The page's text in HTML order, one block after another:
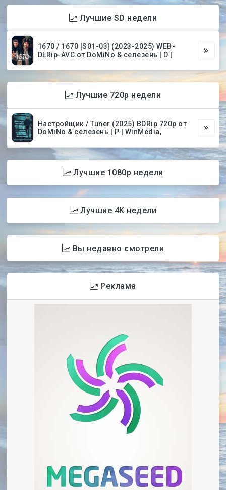
Лучшие SD недели
1670 / 1670 [S01-03] (2023-2025) WEB-
DLRip-AVC от DoMiNo & селезень | D |
Лучшие 720p недели
Настройщик / Tuner (2025) BDRip 720p от
DoMiNo & селезень | P | WinMedia,
Лучшие 1080p недели
Лучшие 4K недели
Вы недавно смотрели
Реклама